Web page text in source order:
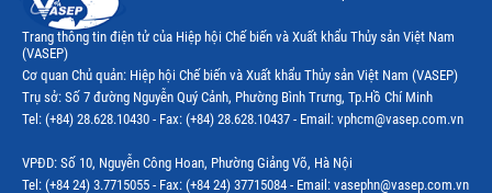
Thị trường Ecuador
Thị trường EU
Thị trường Indonesia
Thị trường Mỹ
Trang thông tin điện tử của Hiệp hội Chế biến và Xuất khẩu Thủy sản Việt Nam
(VASEP)
Cơ quan Chủ quản: Hiệp hội Chế biến và Xuất khẩu Thủy sản Việt Nam (VASEP)
Trụ sở: Số 7 đường Nguyễn Quý Cảnh, Phường Bình Trưng, Tp.Hồ Chí Minh
Tel: (+84) 28.628.10430 - Fax: (+84) 28.628.10437 - Email: vphcm@vasep.com.vn
VPĐD: Số 10, Nguyễn Công Hoan, Phường Giảng Võ, Hà Nội
Tel: (+84 24) 3.7715055 - Fax: (+84 24) 37715084 - Email: vasephn@vasep.com.vn